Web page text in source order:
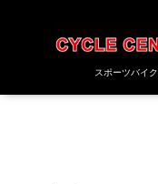
スポーツバイ